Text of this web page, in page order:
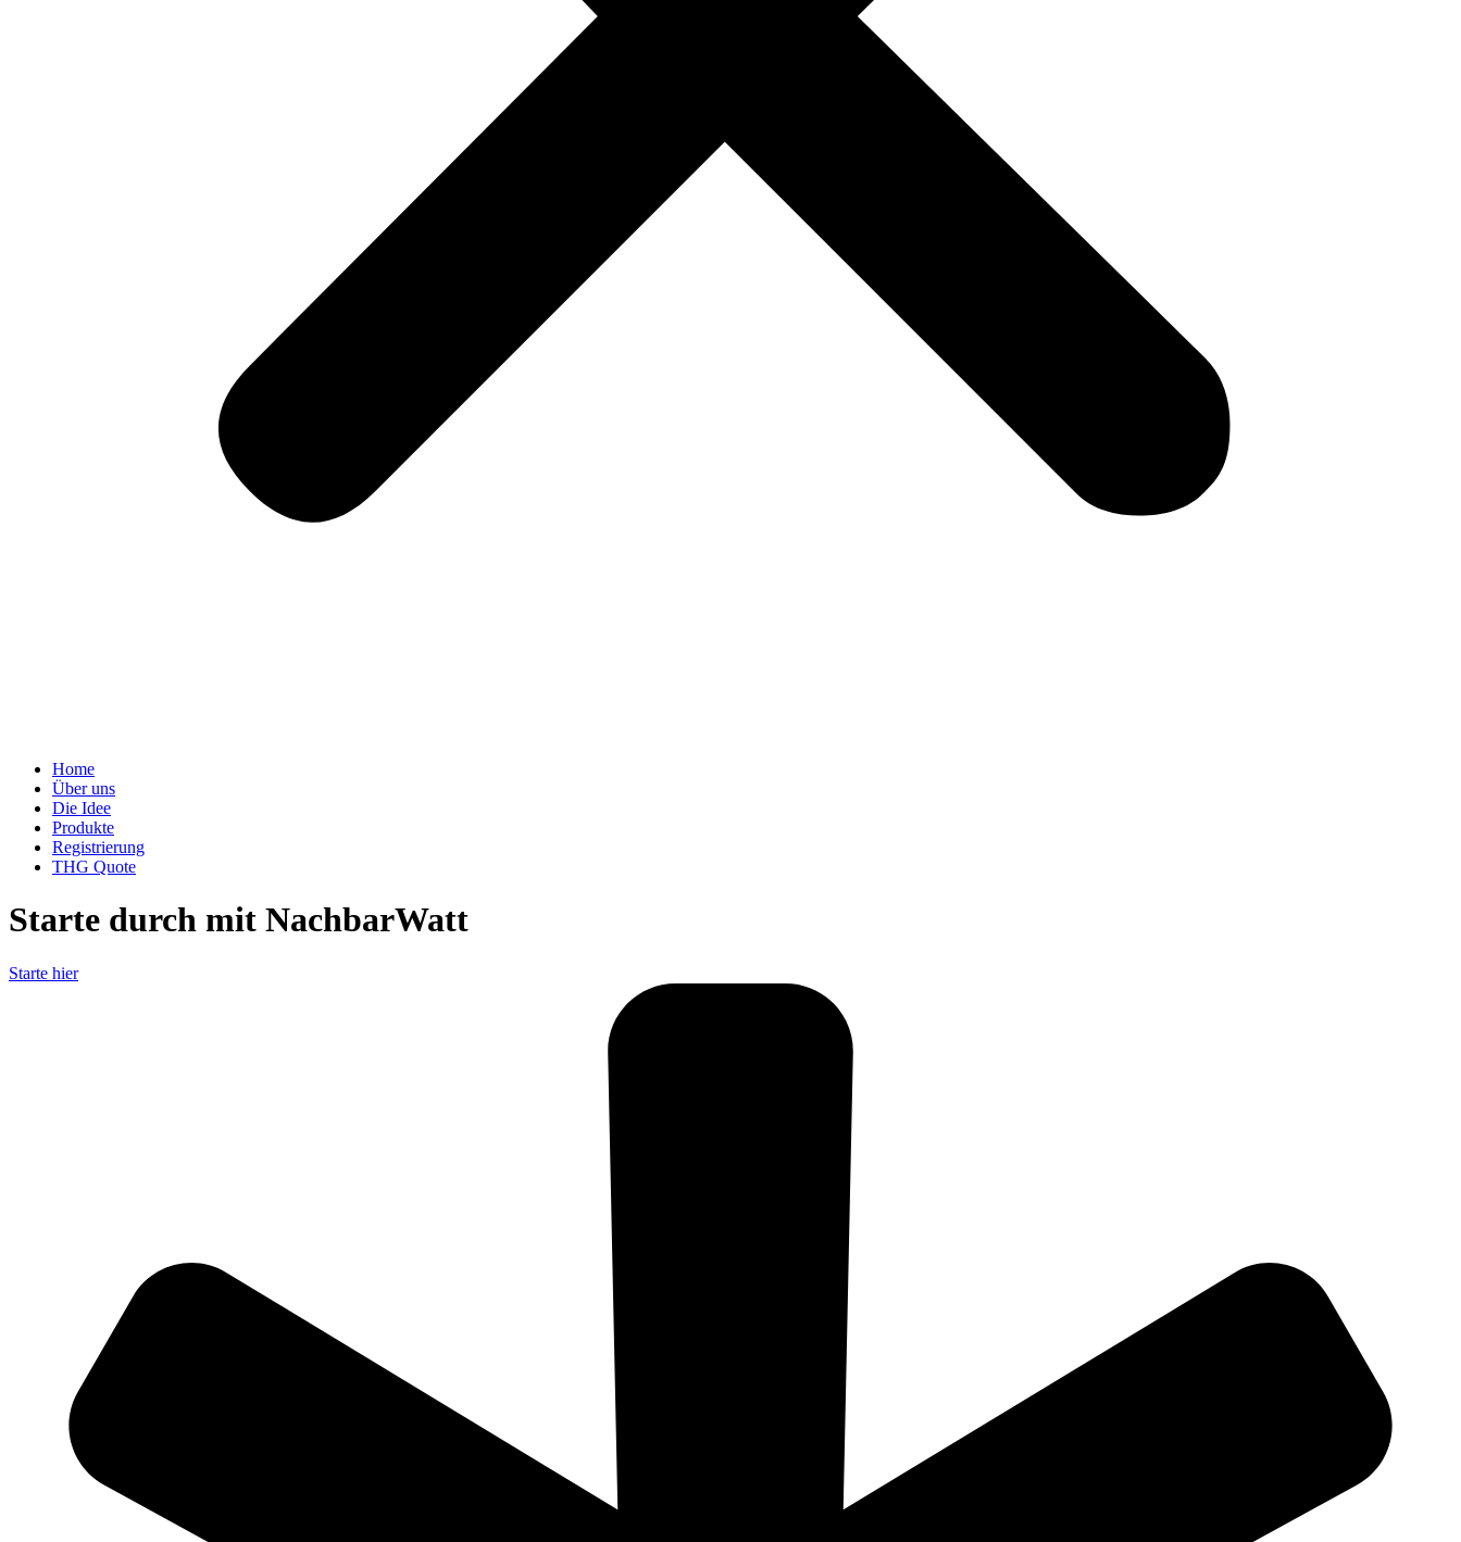
Home
Über uns
Die Idee
Produkte
Registrierung
THG Quote
Starte durch mit NachbarWatt
Starte hier